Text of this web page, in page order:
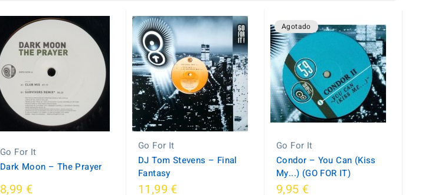
Go For It
Dark Moon ‎– The Prayer
8,99 €
Go For It
DJ Tom Stevens ‎– Final
Fantasy
11,99 €
Agotado
Go For It
Condor ‎– You Can (Kiss
My...) (GO FOR IT)
9,95 €